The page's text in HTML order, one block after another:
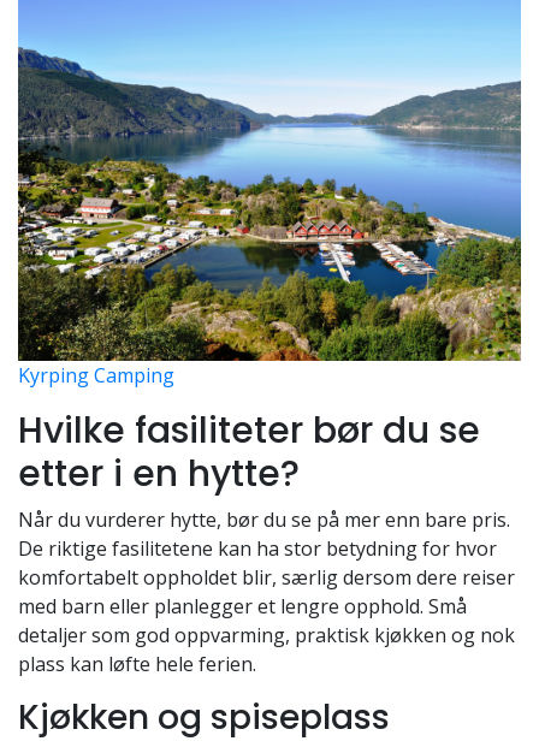
Kyrping Camping
Hvilke fasiliteter bør du se
etter i en hytte?
Når du vurderer hytte, bør du se på mer enn bare pris.
De riktige fasilitetene kan ha stor betydning for hvor
komfortabelt oppholdet blir, særlig dersom dere reiser
med barn eller planlegger et lengre opphold. Små
detaljer som god oppvarming, praktisk kjøkken og nok
plass kan løfte hele ferien.
Kjøkken og spiseplass